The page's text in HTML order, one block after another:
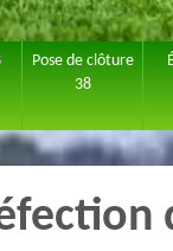
Pose de clôture
38